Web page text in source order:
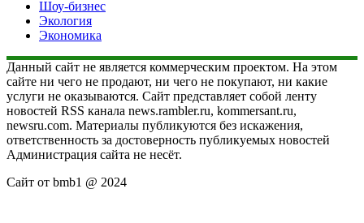
Шоу-бизнес
Экология
Экономика
Данный сайт не является коммерческим проектом. На этом
сайте ни чего не продают, ни чего не покупают, ни какие
услуги не оказываются. Сайт представляет собой ленту
новостей RSS канала news.rambler.ru, kommersant.ru,
newsru.com. Материалы публикуются без искажения,
ответственность за достоверность публикуемых новостей
Администрация сайта не несёт.
Сайт от bmb1 @ 2024